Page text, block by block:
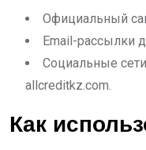
Официальный
Email-рассылки
Социальные
allcreditkz.com.
Как